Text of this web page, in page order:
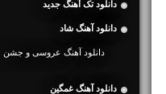
دانلود تک آهنگ جدید
دانلود آهنگ شاد
دانلود آهنگ عروسی و جشن
دانلود آهنگ غمگین